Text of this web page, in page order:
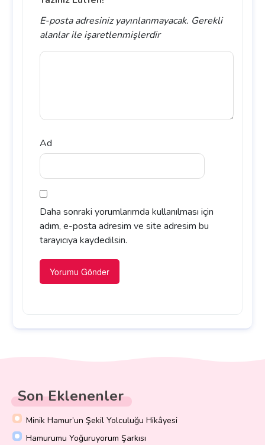
E-posta adresiniz yayınlanmayacak. Gerekli
alanlarile işaretlenmişlerdir
Ad
Daha sonraki yorumlarımda kullanılması için
adım, e-posta adresim ve site adresim bu
tarayıcıya kaydedilsin.
Son Eklenenler
Minik Hamur’un Şekil Yolculuğu Hikâyesi
Hamurumu Yoğuruyorum Şarkısı